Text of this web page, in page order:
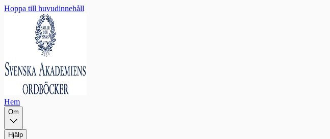
Hoppa till huvudinnehåll
Hem
Om
Hjälp